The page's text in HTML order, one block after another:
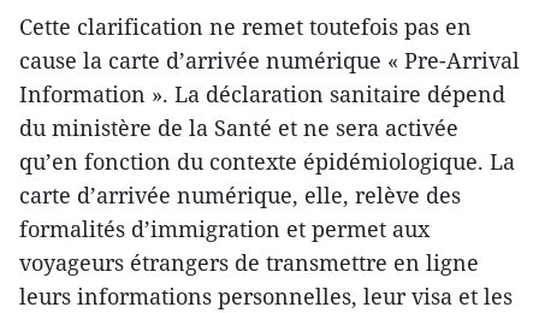
Cette clarification ne remet toutefois pas en
cause la carte d’arrivée numérique « Pre-Arrival
Information ». La déclaration sanitaire dépend
du ministère de la Santé et ne sera activée
qu’en fonction du contexte épidémiologique. La
carte d’arrivée numérique, elle, relève des
formalités d’immigration et permet aux
voyageurs étrangers de transmettre en ligne
leurs informations personnelles, leur visa et les